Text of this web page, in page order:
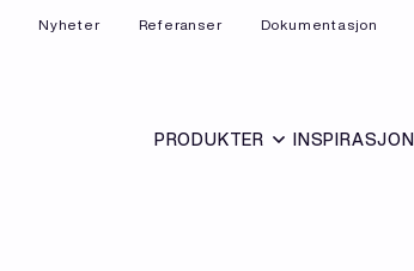
Nyheter Referanser Dokumentasjon
PRODUKTER INSPIRASJON